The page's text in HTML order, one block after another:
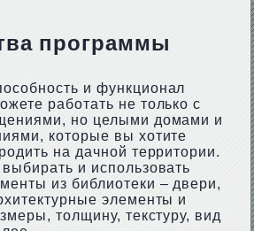
программы
и функционал
работать не только с
но целыми домами и
которые вы хотите
на дачной территории.
и использовать
из библиотеки – двери,
элементы и
толщину, текстуру, вид